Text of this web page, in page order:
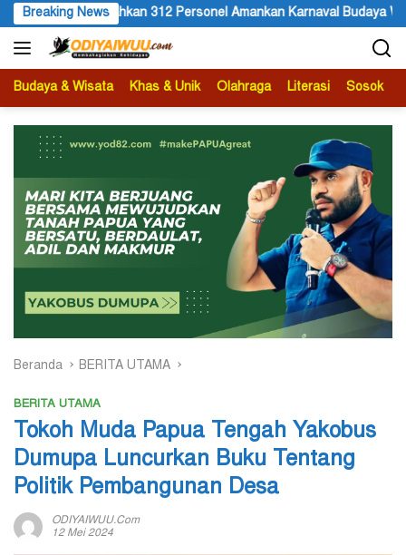
Langsung
ke
konten
Breaking News
Amankan Karnaval Budaya Wamena HUT ke 81 RI dan
Budaya & Wisata Khas & Unik Olahraga Literasi Sosok
Beranda BERITA UTAMA
BERITA UTAMA
Tokoh Muda Papua Tengah Yakobus
Dumupa Luncurkan Buku Tentang
Politik Pembangunan Desa
ODIYAIWUU.com
12 Mei 2024